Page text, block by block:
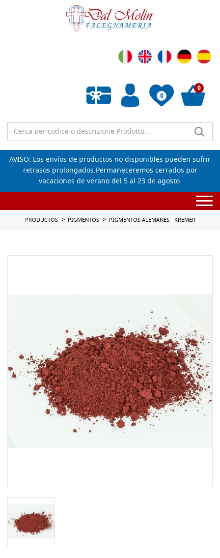
0
Lista de deseos vacía
0
AVISO: Los envíos de productos no disponibles pueden sufrir
retrasos prolongados.Permaneceremos cerrados por
vacaciones de verano del 5 al 23 de agosto.
PRODUCTOS PIGMENTOS PIGMENTOS ALEMANES - KREMER